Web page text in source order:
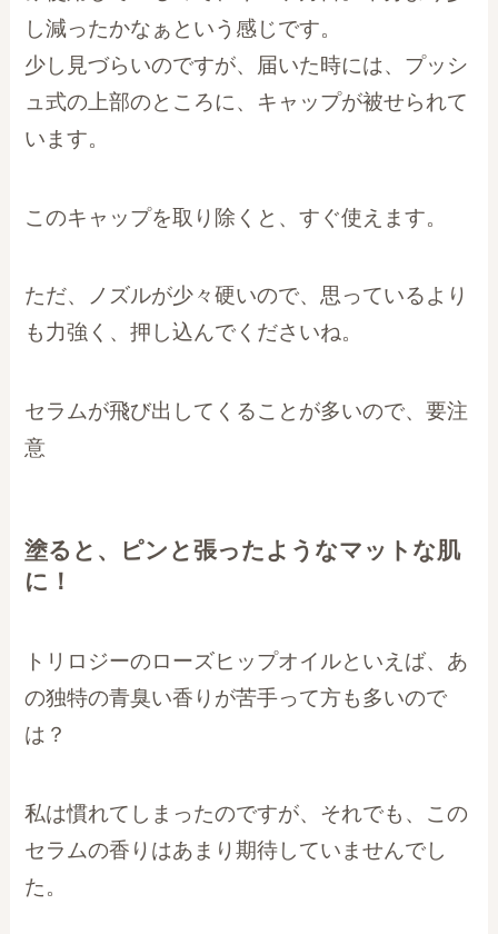
し減ったかなぁという感じです。
少し見づらいのですが、届いた時には、プッシ
ュ式の上部のところに、キャップが被せられて
います。
このキャップを取り除くと、すぐ使えます。
ただ、ノズルが少々硬いので、思っているより
も力強く、押し込んでくださいね。
セラムが飛び出してくることが多いので、要注
意
塗ると、ピンと張ったようなマットな肌
に！
トリロジーのローズヒップオイルといえば、あ
の独特の青臭い香りが苦手って方も多いので
は？
私は慣れてしまったのですが、それでも、この
セラムの香りはあまり期待していませんでし
た。